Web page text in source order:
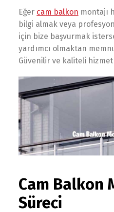
Eğer cam balkon montajı
bilgi almak veya
için bize başvurmak
yardımcı olmaktan
Güvenilir ve kaliteli
Cam Balkon
Süreci